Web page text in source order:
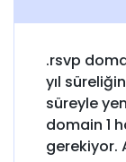
.rsvp
yıl
süreyle
domain 1
gerekiyor.